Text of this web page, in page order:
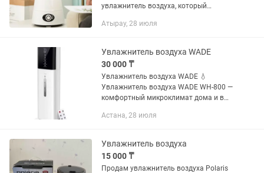
увлажнитель воздуха, который
влажность в помещении. Подходит для
Атырау, 28 июля
Увлажнитель воздуха WADE
30 000 ₸
Увлажнитель воздуха WADE 💧
Увлажнитель воздуха WADE WH-800 —
комфортный микроклимат дома и в
увлажнитель WADE WH-800 помогает
влажность...
Астана, 28 июля
Увлажнитель воздуха
15 000 ₸
Продам увлажнитель воздуха Polaris